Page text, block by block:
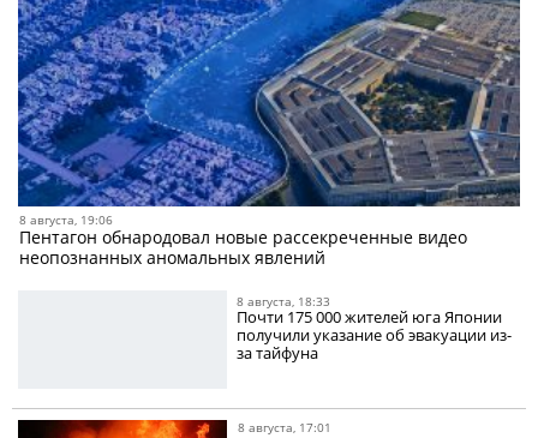
8 августа, 19:06
Пентагон обнародовал новые рассекреченные видео
неопознанных аномальных явлений
8 августа, 18:33
Почти 175 000 жителей юга Японии
получили указание об эвакуации из-
за тайфуна
8 августа, 17:01